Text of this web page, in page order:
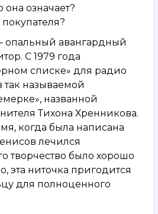
означает?
авангардный
С 1979 года
списке» для радио
называемой
названной
Тихона Хренникова.
когда была написана
лечился
творчество было хорошо
эта ниточка пригодится
для полноценного